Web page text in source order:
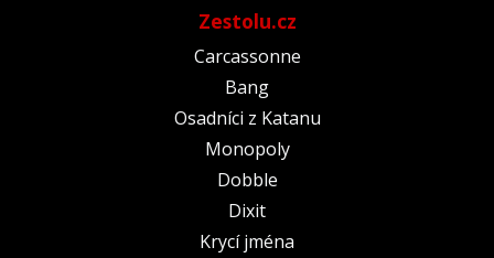
Zestolu.cz
Carcassonne
Bang
Osadníci z Katanu
Monopoly
Dobble
Dixit
Krycí jména